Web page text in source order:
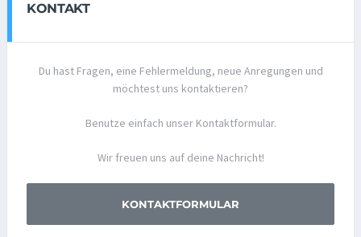
KONTAKT
Du hast Fragen, eine Fehlermeldung, neue Anregungen und
möchtest uns kontaktieren?
Benutze einfach unser Kontaktformular.
Wir freuen uns auf deine Nachricht!
KONTAKTFORMULAR